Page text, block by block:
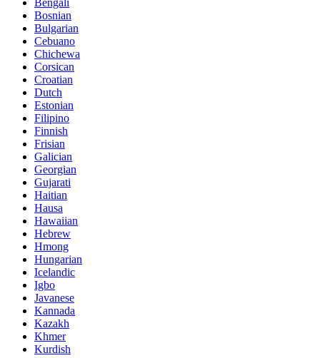
Bengali
Bosnian
Bulgarian
Cebuano
Chichewa
Corsican
Croatian
Dutch
Estonian
Filipino
Finnish
Frisian
Galician
Georgian
Gujarati
Haitian
Hausa
Hawaiian
Hebrew
Hmong
Hungarian
Icelandic
Igbo
Javanese
Kannada
Kazakh
Khmer
Kurdish